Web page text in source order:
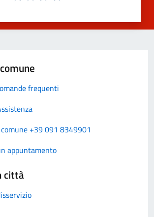
frequenti
+39 091 8349901
appuntamento
città